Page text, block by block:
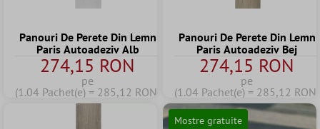
Panouri De Perete Din Lemn
Paris Autoadeziv Alb
274,15 RON
pe
(1.04 Pachet(e) = 285,12 RON)
Panouri De Perete Din Lemn
Paris Autoadeziv Bej
274,15 RON
pe
(1.04 Pachet(e) = 285,12 RON)
Mostre gratuite